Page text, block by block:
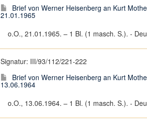
Brief von Werner Heisenberg an Kurt
21.01.1965
o.O., 21.01.1965. – 1 Bl. (1 masch. S.). -
Signatur: III/93/112/221-222
Brief von Werner Heisenberg an Kurt
13.06.1964
o.O., 13.06.1964. – 1 Bl. (1 masch. S.). -